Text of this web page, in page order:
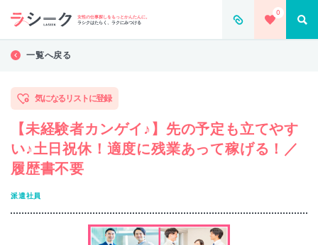
女性の仕事探しをもっとかんたんに。
ラシクはたらく、ラクにみつける
0
一覧へ戻る
気になるリストに登録
【未経験者カンゲイ♪】先の予定も立てやす
い♪土日祝休！適度に残業あって稼げる！／
履歴書不要
派遣社員